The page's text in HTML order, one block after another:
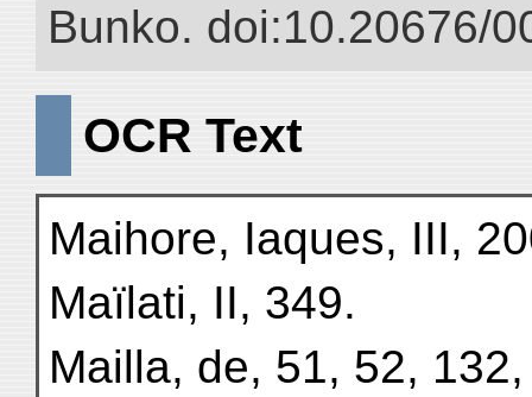
Bunko. doi:10.20676/
OCR Text
Maihore, Iaques, III,
Maïlati, II, 349.
Mailla, de, 51, 52,